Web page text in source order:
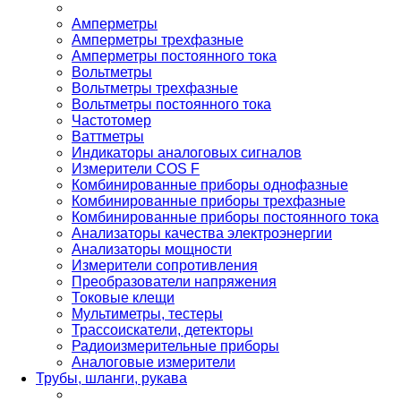
Амперметры
Амперметры трехфазные
Амперметры постоянного тока
Вольтметры
Вольтметры трехфазные
Вольтметры постоянного тока
Частотомер
Ваттметры
Индикаторы аналоговых сигналов
Измерители COS F
Комбинированные приборы однофазные
Комбинированные приборы трехфазные
Комбинированные приборы постоянного тока
Анализаторы качества электроэнергии
Анализаторы мощности
Измерители сопротивления
Преобразователи напряжения
Токовые клещи
Мультиметры, тестеры
Трассоискатели, детекторы
Радиоизмерительные приборы
Аналоговые измерители
Трубы, шланги, рукава